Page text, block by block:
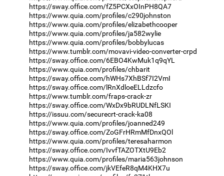
https://sway.office.com/fZ5PCXxOInPH8QA7
https://www.quia.com/profiles/c290johnston
https://www.quia.com/profiles/elizabethcooper
https://www.quia.com/profiles/ja582wylie
https://www.quia.com/profiles/bobbylucas
https://www.tumblr.com/movavi-video-converter-crpd
https://sway.office.com/6EBO4KwMuk1q9qYL
https://www.quia.com/profiles/chbarit
https://sway.office.com/hWHs7XhBSf7I2VmI
https://sway.office.com/lRnXdloeELLdzcfo
https://www.tumblr.com/fraps-crack-zr
https://sway.office.com/WxDx9bRUDLNfLSKI
https://issuu.com/securecrt-crack-ka08
https://www.quia.com/profiles/joanned249
https://sway.office.com/ZoGFrHRmMfDnxQOl
https://www.quia.com/profiles/teresaharmon
https://sway.office.com/IvvfTAZOTXtU9Eb2
https://www.quia.com/profiles/maria563johnson
https://sway.office.com/jkVEfeR8qM4KHX7u